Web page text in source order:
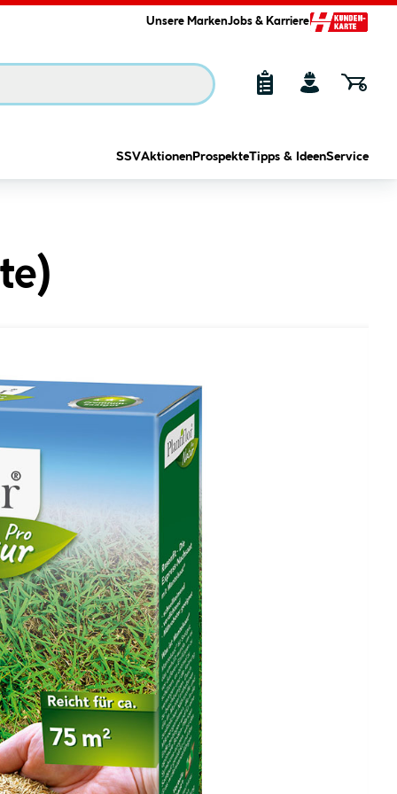
Unsere MarkenJobs & Karriere
SSVAktionen ProspekteTipps & IdeenService
)